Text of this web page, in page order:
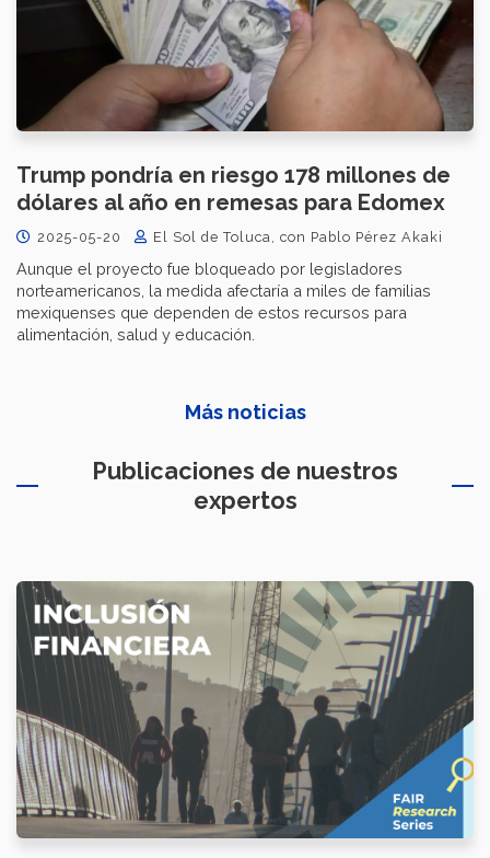
Trump pondría en riesgo 178 millones de
dólares al año en remesas para Edomex
2025-05-20 El Sol de Toluca, con Pablo Pérez Akaki
Aunque el proyecto fue bloqueado por legisladores
norteamericanos, la medida afectaría a miles de familias
mexiquenses que dependen de estos recursos para
alimentación, salud y educación.
Más noticias
Publicaciones de nuestros
expertos